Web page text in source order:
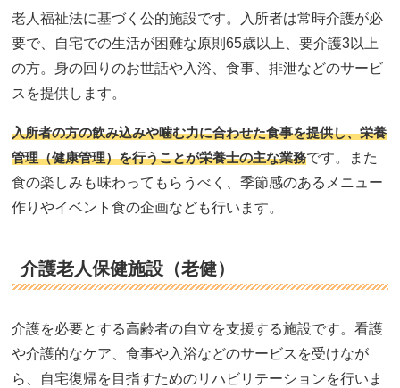
老人福祉法に基づく公的施設です。入所者は常時介護が必
要で、自宅での生活が困難な原則65歳以上、要介護3以上
の方。身の回りのお世話や入浴、食事、排泄などのサービ
スを提供します。
入所者の方の飲み込みや噛む力に合わせた食事を提供し、栄養
管理（健康管理）を行うことが栄養士の主な業務です。また
食の楽しみも味わってもらうべく、季節感のあるメニュー
作りやイベント食の企画なども行います。
介護老人保健施設（老健）
介護を必要とする高齢者の自立を支援する施設です。看護
や介護的なケア、食事や入浴などのサービスを受けなが
ら、自宅復帰を目指すためのリハビリテーションを行いま